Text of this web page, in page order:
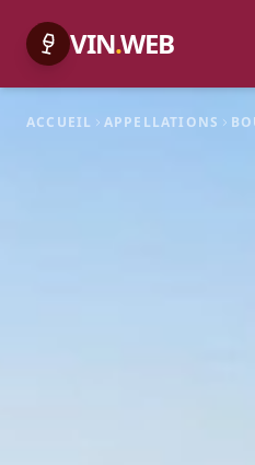
VIN.WEB
ACCUEIL APPELLATIONS